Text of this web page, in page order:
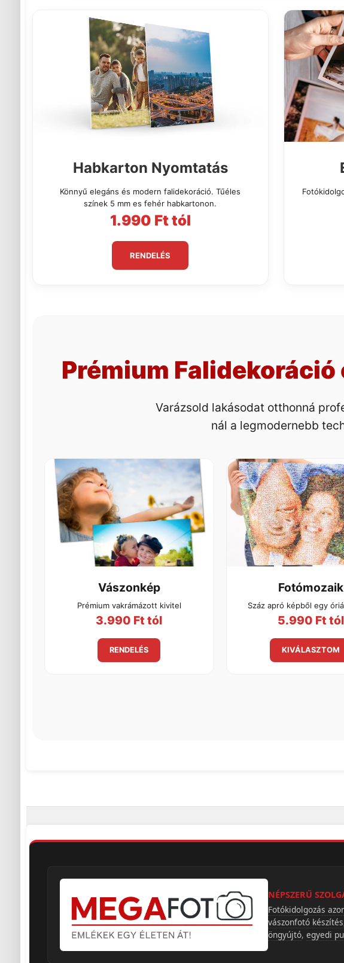
Habkarton Nyomtatás
Könnyű elegáns és modern falidekoráció. Tűéles
színek 5 mm es fehér habkartonon.
1.990 Ft tól
RENDELÉS
Prémium
Varázsold lakásodat otthonná
nál a legmodernebb
Vászonkép
Prémium vakrámázott kivitel
3.990 Ft tól
RENDELÉS
Fotómozaik
Száz apró képből egy
5.990 Ft tól
KIVÁLASZTOM
NÉPSZERŰ
Fotókidolgozás
vászonfotó készítés
öngyújtó, egyedi